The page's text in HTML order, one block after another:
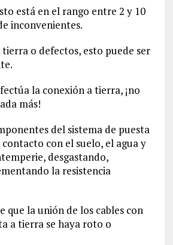
está en el rango entre 2 y 10
inconvenientes.
o defectos, esto puede ser
la conexión a tierra, ¡no
más!
del sistema de puesta
con el suelo, el agua y
desgastando,
la resistencia
que la unión de los cables con
a tierra se haya roto o